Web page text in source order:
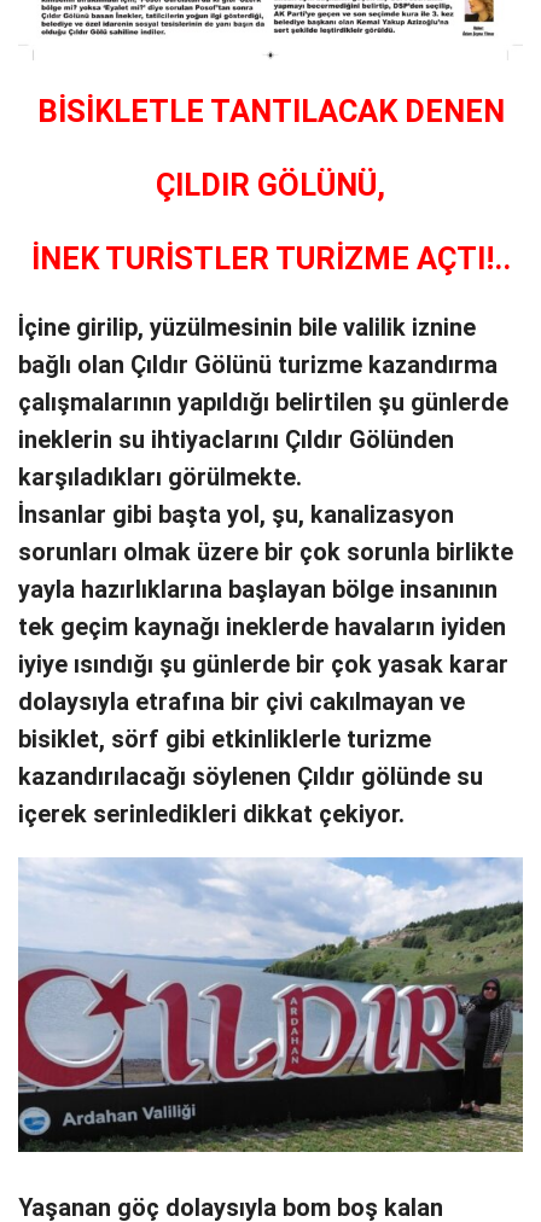
BİSİKLETLE TANTILACAK DENEN
ÇILDIR GÖLÜNÜ,
İNEK TURİSTLER TURİZME AÇTI!..
İçine girilip, yüzülmesinin bile valilik iznine
bağlı olan Çıldır Gölünü turizme kazandırma
çalışmalarının yapıldığı belirtilen şu günlerde
ineklerin su ihtiyaclarını Çıldır Gölünden
karşıladıkları görülmekte.
İnsanlar gibi başta yol, şu, kanalizasyon
sorunları olmak üzere bir çok sorunla birlikte
yayla hazırlıklarına başlayan bölge insanının
tek geçim kaynağı ineklerde havaların iyiden
iyiye ısındığı şu günlerde bir çok yasak karar
dolaysıyla etrafına bir çivi cakılmayan ve
bisiklet, sörf gibi etkinliklerle turizme
kazandırılacağı söylenen Çıldır gölünde su
içerek serinledikleri dikkat çekiyor.
Yaşanan göç dolaysıyla bom boş kalan